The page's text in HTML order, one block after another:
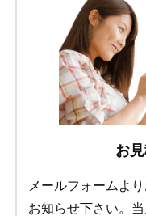
お
メールフォームよ
お知らせ下さい。